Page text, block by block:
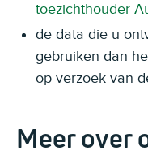
toezichthouder
de data die u
gebruiken dan
op verzoek van
Meer over